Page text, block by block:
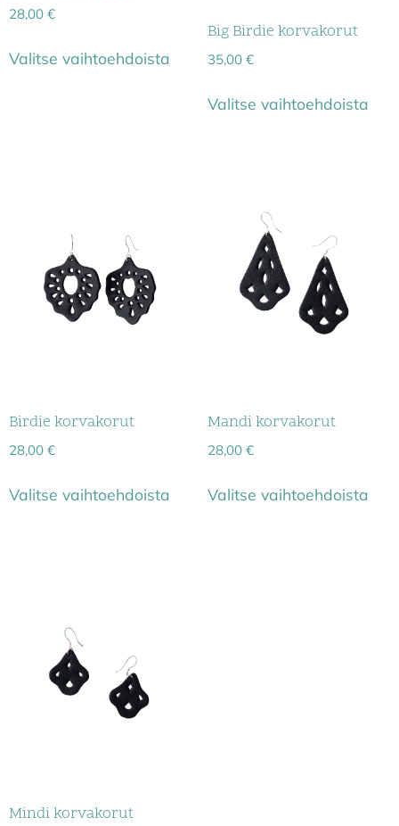
28,00 €
Valitse vaihtoehdoista
Big Birdie korvakorut
35,00 €
Valitse vaihtoehdoista
Birdie korvakorut
28,00 €
Valitse vaihtoehdoista
Mandi korvakorut
28,00 €
Valitse vaihtoehdoista
Mindi korvakorut